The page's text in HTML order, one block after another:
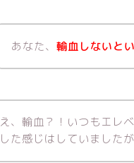
あなた、輸血しないと
え、輸血？！いつもエレ
した感じはしていました